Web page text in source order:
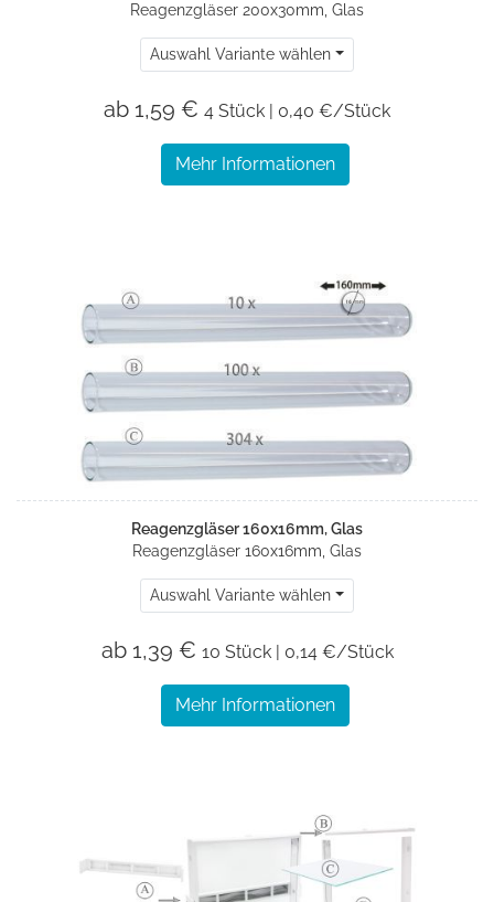
Reagenzgläser 200x30mm, Glas
Auswahl Variante wählen
ab 1,59 € 4 Stück | 0,40 €/Stück
Mehr Informationen
Reagenzgläser 160x16mm, Glas
Reagenzgläser 160x16mm, Glas
Auswahl Variante wählen
ab 1,39 € 10 Stück | 0,14 €/Stück
Mehr Informationen